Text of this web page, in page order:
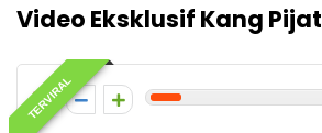
Video Eksklusif Kang Pijat
TERVIRAL
1